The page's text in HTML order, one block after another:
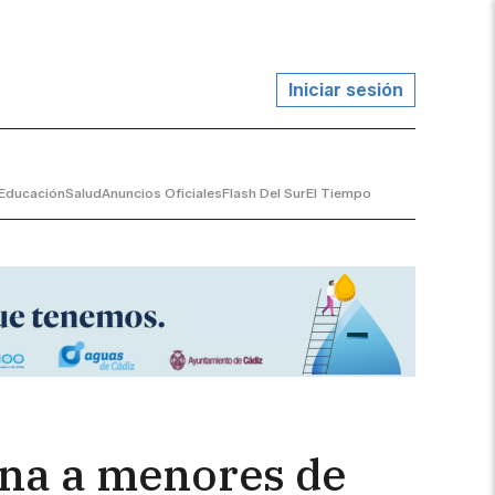
Iniciar sesión
SaludAnuncios OficialesFlash Del SurEl Tiempo
a menores de